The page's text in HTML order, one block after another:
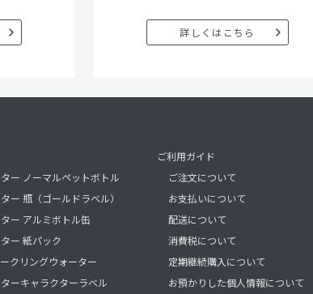
詳しくはこちら
ー ノーマルペットボトル
ー 瓶（ゴールドラベル）
ー アルミボトル缶
ー 紙パック
クリングウォーター
ーキャラクターラベル
ご利用ガイド
ご注文について
お支払いについて
配送について
消費税について
定期継続購入について
お預かりした個人情報について